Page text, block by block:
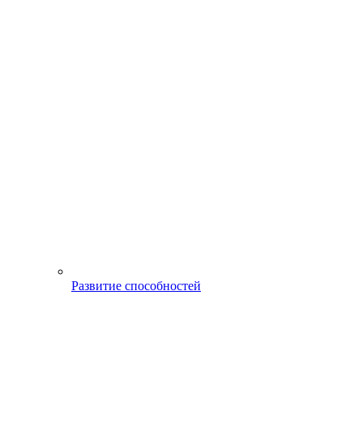
Развитие способностей